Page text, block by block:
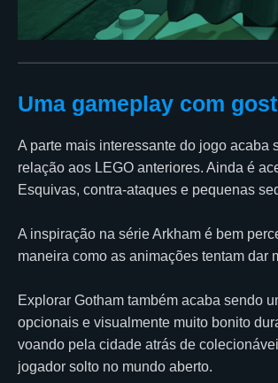
Uma gameplay com
A parte mais interessante do jogo
relação aos LEGO anteriores. Ainda é
Esquivas, contra-ataques e pequenas
A inspiração na série Arkham é bem
maneira como as animações tentam dar
Explorar Gotham também acaba sendo
opcionais e visualmente muito bonito
voando pela cidade atrás de
jogador solto no mundo aberto.